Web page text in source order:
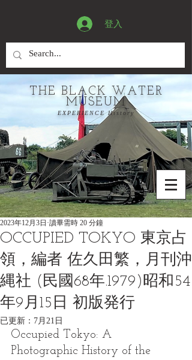
登入
THE BLACK WATER
MUSEUM
EXPERIENCE History
OCCUPIED TOKYO 東京占
領，編者 佐久田繁，月刊沖
縄社 (民國68年.1979)昭和54
年9月15日 初版発行
2023年12月3日 讀畢需時 20 分鐘
已更新： 7月21日
Occupied Tokyo: A
Photographic History of the